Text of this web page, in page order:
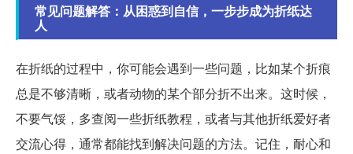
常见问题解答：从困惑到自信，一步步成为折纸达
人
在折纸的过程中，你可能会遇到一些问题，比如某个折痕
总是不够清晰，或者动物的某个部分折不出来。这时候，
不要气馁，多查阅一些折纸教程，或者与其他折纸爱好者
交流心得，通常都能找到解决问题的方法。记住，耐心和